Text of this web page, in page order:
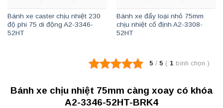
Bánh xe caster chịu nhiệt 230
độ phi 75 di động A2-3346-
52HT
Bánh xe đẩy loại nhỏ 75mm
chịu nhiệt cố định A2-3308-
52HT
5 / 5 ( 1 bình chọn )
Bánh xe chịu nhiệt 75mm càng xoay có khóa
A2-3346-52HT-BRK4